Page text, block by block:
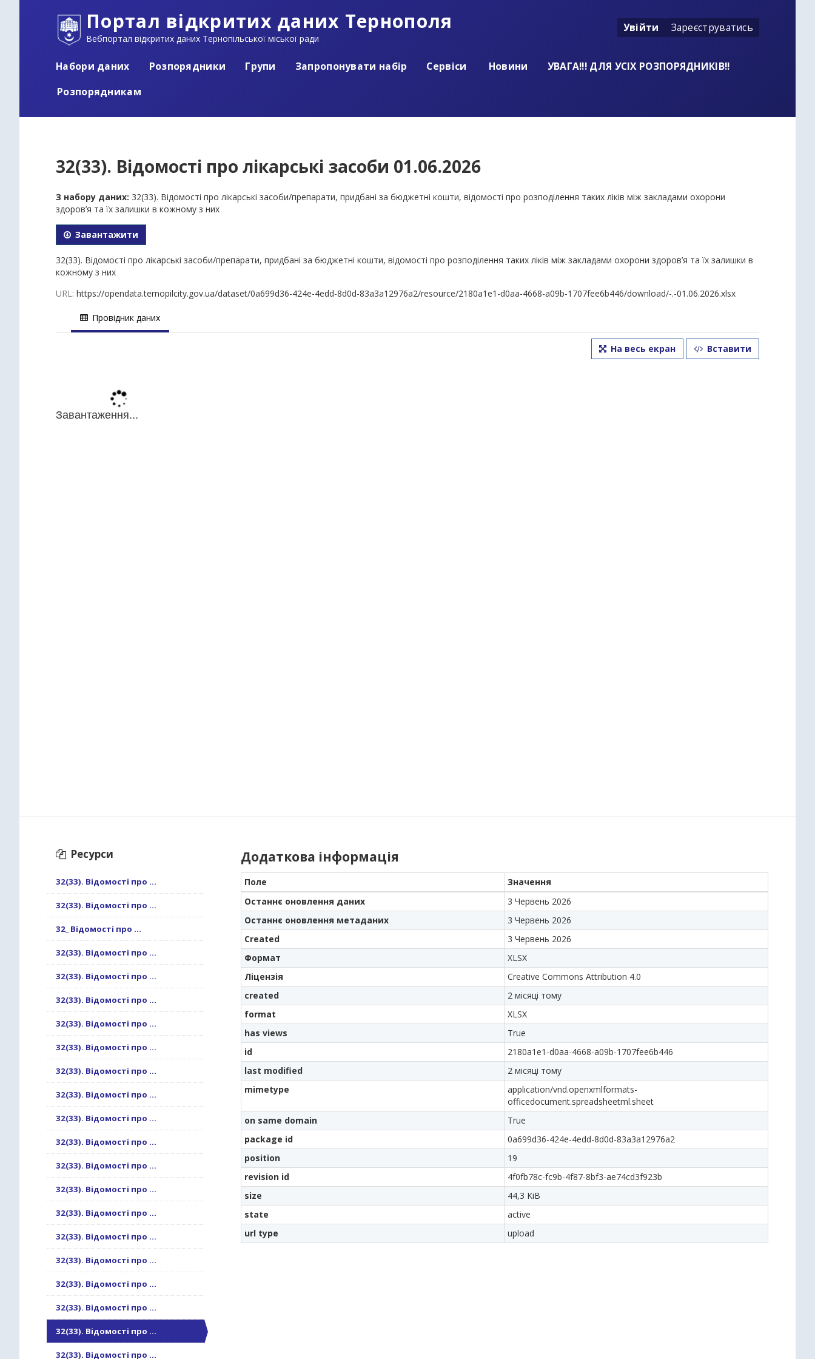
Портал відкритих даних Тернополя
Вебпортал відкритих даних Тернопільської міської ради
Увійти Зареєструватись
Набори даних Розпорядники Групи Запропонувати набір Сервіси Новини
УВАГА!!! ДЛЯ УСІХ РОЗПОРЯДНИКІВ!!
Розпорядникам
32(33). Відомості про лікарські засоби 01.06.2026
З набору даних: 32(33). Відомості про лікарські засоби/препарати, придбані за бюджетні кошти, відомості про розподілення таких ліків між закладами охорони
здоров’я та їх залишки в кожному з них
Завантажити
32(33). Відомості про лікарські засоби/препарати, придбані за бюджетні кошти, відомості про розподілення таких ліків між закладами охорони здоров’я та їх залишки в
кожному з них
URL: https://opendata.ternopilcity.gov.ua/dataset/0a699d36-424e-4edd-8d0d-83a3a12976a2/resource/2180a1e1-d0aa-4668-a09b-1707fee6b446/download/-.-01.06.2026.xlsx
Провідник даних
На весь екран Вставити
Ресурси
32(33). Відомості про ...
32(33). Відомості про ...
32_ Відомості про ...
32(33). Відомості про ...
32(33). Відомості про ...
32(33). Відомості про ...
32(33). Відомості про ...
32(33). Відомості про ...
32(33). Відомості про ...
32(33). Відомості про ...
32(33). Відомості про ...
32(33). Відомості про ...
32(33). Відомості про ...
32(33). Відомості про ...
32(33). Відомості про ...
32(33). Відомості про ...
32(33). Відомості про ...
32(33). Відомості про ...
32(33). Відомості про ...
32(33). Відомості про ...
32(33). Відомості про ...
Додаткова інформація
Поле
Значення
Останнє оновлення даних
3 Червень 2026
Останнє оновлення метаданих
3 Червень 2026
Created
3 Червень 2026
Формат
XLSX
Ліцензія
Creative Commons Attribution 4.0
created
2 місяці тому
format
XLSX
has views
True
id
2180a1e1-d0aa-4668-a09b-1707fee6b446
last modified
2 місяці тому
mimetype
application/vnd.openxmlformats-
officedocument.spreadsheetml.sheet
on same domain
True
package id
0a699d36-424e-4edd-8d0d-83a3a12976a2
position
19
revision id
4f0fb78c-fc9b-4f87-8bf3-ae74cd3f923b
size
44,3 KiB
state
active
url type
upload